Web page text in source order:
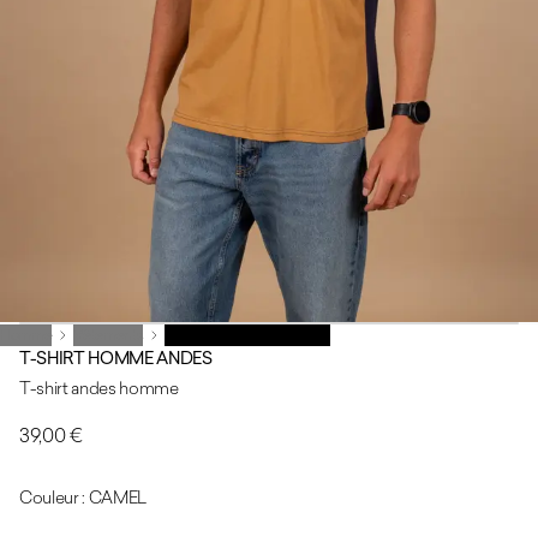
Homme
Homme
T-SHIRT HOMME ANDES
T-shirt andes homme
39,00 €
Couleur : CAMEL